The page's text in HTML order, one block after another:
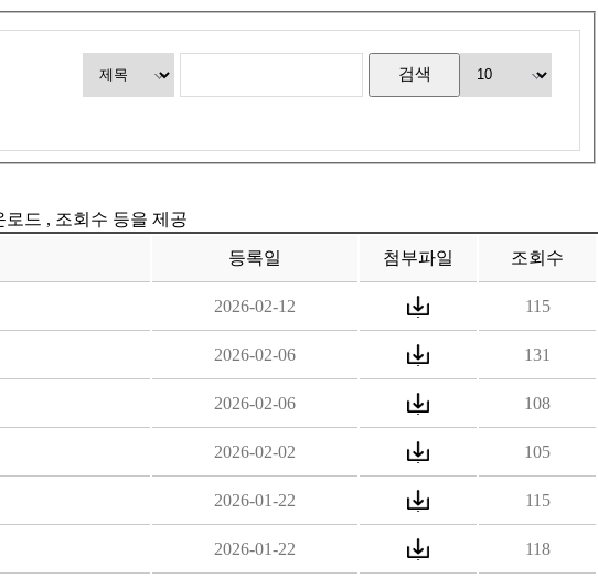
드 , 조회수 등을 제공
등록일 첨부파일 조회수
2026-02-12 115
2026-02-06 131
2026-02-06 108
2026-02-02 105
2026-01-22 115
2026-01-22 118